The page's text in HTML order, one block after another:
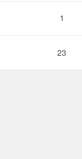
1
23